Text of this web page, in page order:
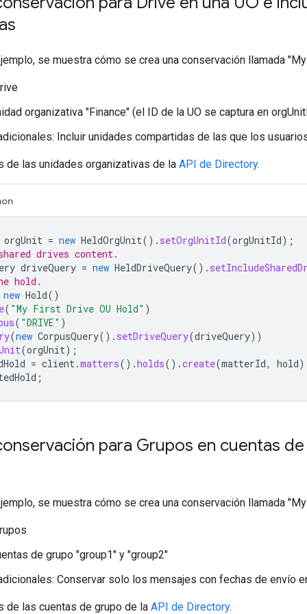
se muestra cómo se crea una conservación llamada
organizativa "Finance" (el ID de la UO se captura en
Incluir unidades compartidas de las que los
de las unidades organizativas de la API de Directory.
orgUnit = new HeldOrgUnit(). setOrgUnitId(orgUnitId);
drives content.
driveQuery = new HeldDriveQuery().
hold.
new Hold()
( "My First Drive OU Hold" )
( "DRIVE" )
(new CorpusQuery(). setDriveQuery(driveQuery))
(orgUnit);
= client.matters().holds().create(matterId, hold
;
para Grupos en cuentas
se muestra cómo se crea una conservación llamada
de grupo "group1" y "group2"
Conservar solo los mensajes con fechas de envío
de las cuentas de grupo de la API de Directory.